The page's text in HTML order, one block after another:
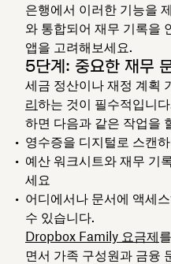
은행에서 이러한 기능을
와 통합되어 재무 기록을
앱을 고려해보세요.
5단계: 중요한 재무
세금 정산이나 재정 계획
리하는 것이 필수적입니
하면 다음과 같은 작업을
영수증을 디지털로 스캔
예산 워크시트와 재무 기
세요
어디에서나 문서에 액세
수 있습니다.
Dropbox Family 요금제
면서 가족 구성원과 금융